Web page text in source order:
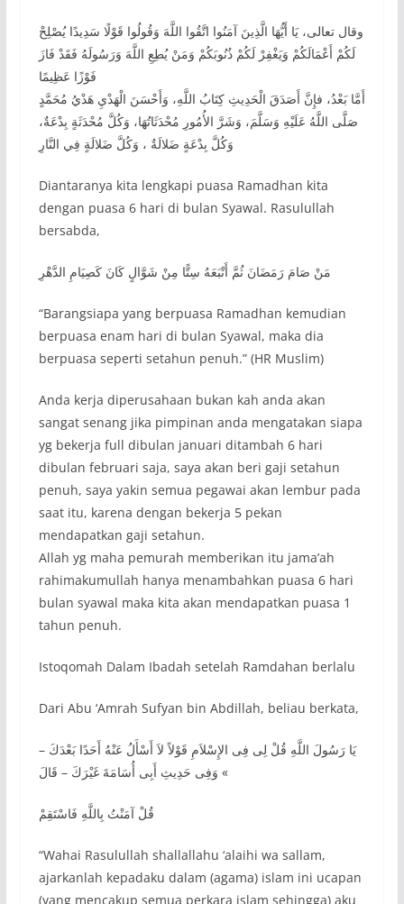
وقال تعالى، يَا أَيُّهَا الَّذِينَ آمَنُوا اتَّقُوا اللَّهَ وَقُولُوا قَوْلًا سَدِيدًا يُصْلِحْ
لَكُمْ أَعْمَالَكُمْ وَيَغْفِرْ لَكُمْ ذُنُوبَكُمْ وَمَنْ يُطِعِ اللَّهَ وَرَسُولَهُ فَقَدْ فَازَ
فَوْزًا عَظِيمًا
أَمَّا بَعْدُ، فإِنَّ أَصَدَقَ الْحَدِيثِ كِتَابُ اللَّهِ، وَأَحْسَنَ الْهَدْيِ هَدْيُ مُحَمَّدٍ
صَلَّى اللَّهُ عَلَيْهِ وَسَلَّمَ، وَشَرَّ الأُمُورِ مُحْدَثَاتُهَا، وَكُلَّ مُحْدَثَةٍ بِدْعَةٌ،
وَكُلَّ بِدْعَةٍ ضَلالَةٌ ، وَكُلَّ ضَلالَةٍ فِي النَّارِ
Diantaranya kita lengkapi puasa Ramadhan kita
dengan puasa 6 hari di bulan Syawal. Rasulullah
bersabda,
‏مَنْ صَامَ رَمَضَانَ ثُمَّ أَتْبَعَهُ سِتًّا مِنْ شَوَّالٍ كَانَ كَصِيَامِ الدَّهْرِ
“Barangsiapa yang berpuasa Ramadhan kemudian
berpuasa enam hari di bulan Syawal, maka dia
berpuasa seperti setahun penuh.” (HR Muslim)
Anda kerja diperusahaan bukan kah anda akan
sangat senang jika pimpinan anda mengatakan siapa
yg bekerja full dibulan januari ditambah 6 hari
dibulan februari saja, saya akan beri gaji setahun
penuh, saya yakin semua pegawai akan lembur pada
saat itu, karena dengan bekerja 5 pekan
mendapatkan gaji setahun.
Allah yg maha pemurah memberikan itu jama’ah
rahimakumullah hanya menambahkan puasa 6 hari
bulan syawal maka kita akan mendapatkan puasa 1
tahun penuh.
Istoqomah Dalam Ibadah setelah Ramdahan berlalu
Dari Abu ‘Amrah Sufyan bin Abdillah, beliau berkata,
يَا رَسُولَ اللَّهِ قُلْ لِى فِى الإِسْلاَمِ قَوْلاً لاَ أَسْأَلُ عَنْهُ أَحَدًا بَعْدَكَ –
وَفِى حَدِيثِ أَبِى أُسَامَةَ غَيْرَكَ – قَالَ «
قُلْ آمَنْتُ بِاللَّهِ فَاسْتَقِمْ
“Wahai Rasulullah shallallahu ‘alaihi wa sallam,
ajarkanlah kepadaku dalam (agama) islam ini ucapan
(yang mencakup semua perkara islam sehingga) aku